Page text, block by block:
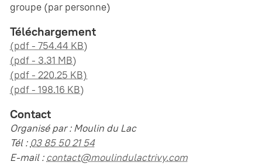
groupe (par personne)
Téléchargement
(pdf - 754.44 KB)
(pdf - 3.31 MB)
(pdf - 220.25 KB)
(pdf - 198.16 KB)
Contact
Organisé par : Moulin du Lac
Tél : 03 85 50 21 54
E-mail :contact@moulindulactrivy.com